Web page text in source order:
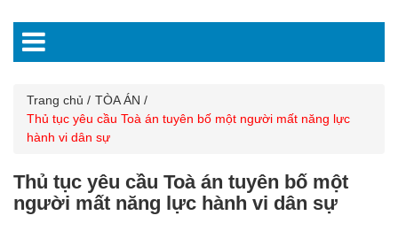
Trang chủ
TÒA ÁN
Thủ tục yêu cầu Toà án tuyên bố một người mất năng lực
hành vi dân sự
Thủ tục yêu cầu Toà án tuyên bố một
người mất năng lực hành vi dân sự